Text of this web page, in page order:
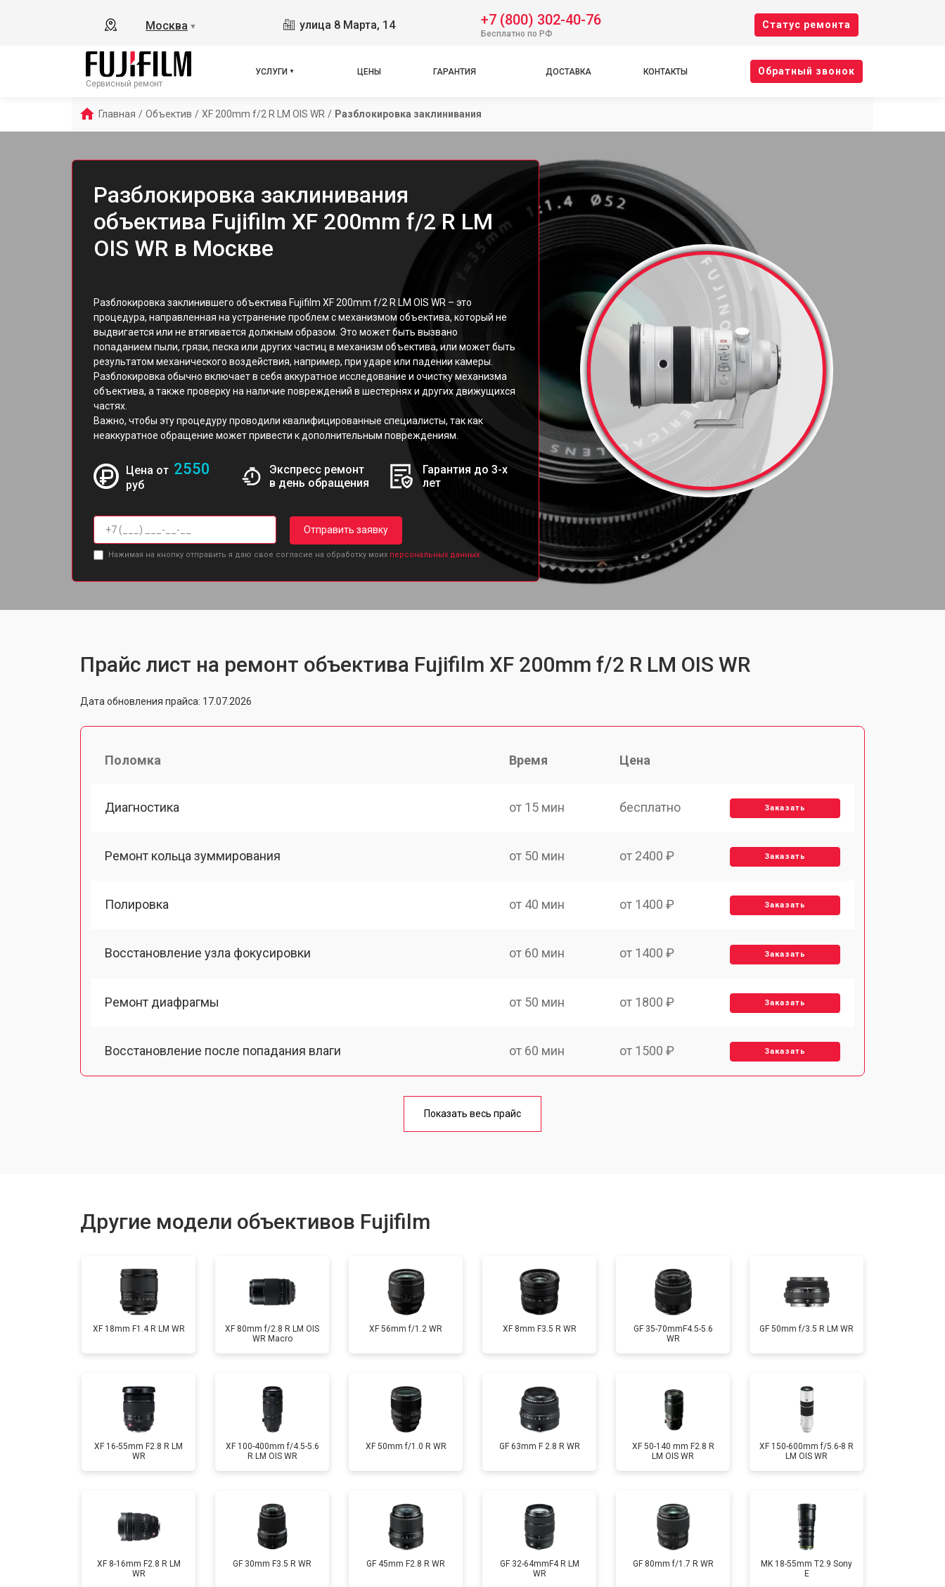
Москва ▼ улица 8 Марта, 14 +7 (800) 302-40-76
Бесплатно по РФ
Cтатус ремонта
Сервисный ремонт
УСЛУГИ ЦЕНЫ ГАРАНТИЯ ДОСТАВКА КОНТАКТЫ Oбратный звонок
Главная / Объектив / XF 200mm f/2 R LM OIS WR / Разблокировка заклинивания
Разблокировка заклинивания
объектива Fujifilm XF 200mm f/2 R LM
OIS WR в Москве
Разблокировка заклинившего объектива Fujifilm XF 200mm f/2 R LM OIS WR – это
процедура, направленная на устранение проблем с механизмом объектива, который не
выдвигается или не втягивается должным образом. Это может быть вызвано
попаданием пыли, грязи, песка или других частиц в механизм объектива, или может быть
результатом механического воздействия, например, при ударе или падении камеры.
Разблокировка обычно включает в себя аккуратное исследование и очистку механизма
объектива, а также проверку на наличие повреждений в шестернях и других движущихся
частях.
Важно, чтобы эту процедуру проводили квалифицированные специалисты, так как
неаккуратное обращение может привести к дополнительным повреждениям.
Цена от 2550
руб
Экспресс ремонт
в день обращения
Гарантия до 3-х
лет
Отправить заявку
Нажимая на кнопку отправить я даю свое согласие на обработку моих персональных данных.
Прайс лист на ремонт объектива Fujifilm XF 200mm f/2 R LM OIS WR
Дата обновления прайса: 17.07.2026
Поломка Время Цена
Диагностика от 15 мин бесплатно Заказать
Ремонт кольца зуммирования от 50 мин от 2400 ₽ Заказать
Полировка от 40 мин от 1400 ₽ Заказать
Восстановление узла фокусировки от 60 мин от 1400 ₽ Заказать
Ремонт диафрагмы от 50 мин от 1800 ₽ Заказать
Восстановление после попадания влаги от 60 мин от 1500 ₽ Заказать
от 50 мин
Показать весь прайс
Другие модели объективов Fujifilm
XF 18mm F1.4 R LM WR
XF 80mm f/2.8 R LM OIS
WR Macro
XF 56mm f/1.2 WR XF 8mm F3.5 R WR
GF 35-70mmF4.5-5.6
WR
GF 50mm f/3.5 R LM WR
XF 16-55mm F2.8 R LM
WR
XF 100-400mm f/4.5-5.6
R LM OIS WR
XF 50mm f/1.0 R WR GF 63mm F 2.8 R WR
XF 50-140 mm F2.8 R
LM OIS WR
XF 150-600mm f/5.6-8 R
LM OIS WR
XF 8-16mm F2.8 R LM
WR
GF 30mm F3.5 R WR GF 45mm F2.8 R WR
GF 32-64mmF4 R LM
WR
GF 80mm f/1.7 R WR
MK 18-55mm T2.9 Sony
E